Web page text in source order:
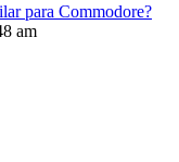
para Commodore?
am